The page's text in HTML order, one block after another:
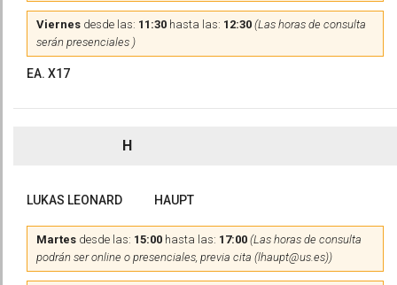
Viernes desde las: 11:30 hasta las: 12:30 (Las horas de consulta
serán presenciales )
EA. X17
H
LUKAS LEONARD HAUPT
Martes desde las: 15:00 hasta las: 17:00 (Las horas de consulta
podrán ser online o presenciales, previa cita (lhaupt@us.es))